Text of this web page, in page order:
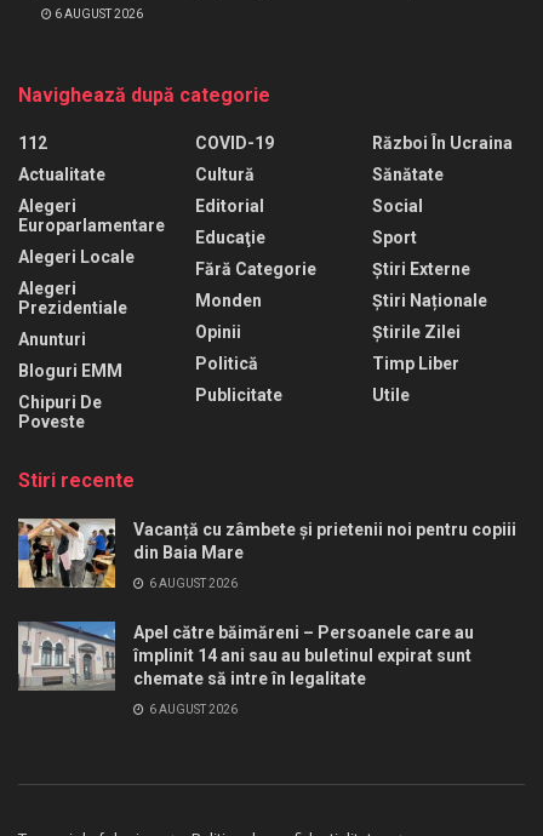
6 AUGUST 2026
Navighează după categorie
112
Actualitate
Alegeri
Europarlamentare
Alegeri Locale
Alegeri
Prezidentiale
Anunturi
Bloguri EMM
Chipuri De
Poveste
COVID-19
Cultură
Editorial
Educaţie
Fără Categorie
Monden
Opinii
Politică
Publicitate
Război În Ucraina
Sănătate
Social
Sport
Știri Externe
Știri Naționale
Știrile Zilei
Timp Liber
Utile
Stiri recente
Vacanță cu zâmbete și prietenii noi pentru copiii
din Baia Mare
6 AUGUST 2026
Apel către băimăreni – Persoanele care au
împlinit 14 ani sau au buletinul expirat sunt
chemate să intre în legalitate
6 AUGUST 2026